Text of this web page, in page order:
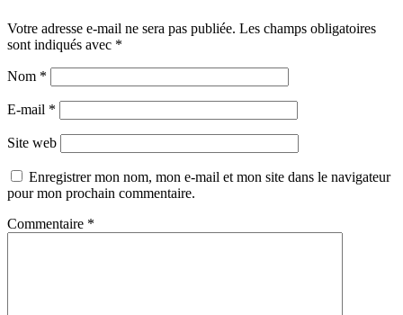
Votre adresse e-mail ne sera pas publiée. Les champs obligatoires
sont indiqués avec *
Nom *
E-mail *
Site web
Enregistrer mon nom, mon e-mail et mon site dans le navigateur
pour mon prochain commentaire.
Commentaire *